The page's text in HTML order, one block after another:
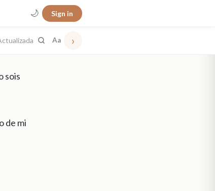
🌙 Sign in
Aa ›
sois
de mi